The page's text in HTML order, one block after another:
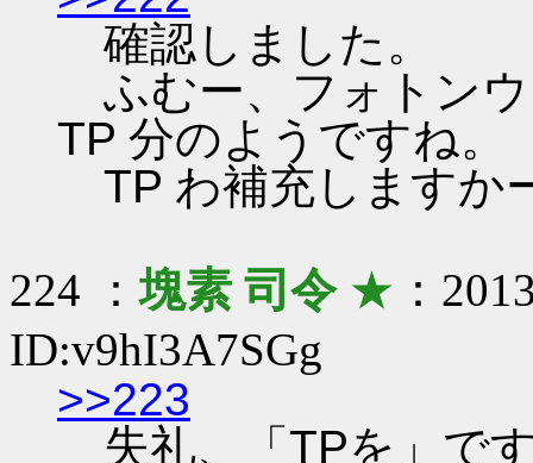
確認しました。
ふむー、フォトン
TP 分のようですね。
TP わ補充しますか
224 ：塊素 司令★ ：
ID:v9hI3A7SGg
>>223
失礼、「TPを」で